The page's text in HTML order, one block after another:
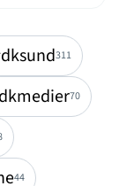
311
70
44